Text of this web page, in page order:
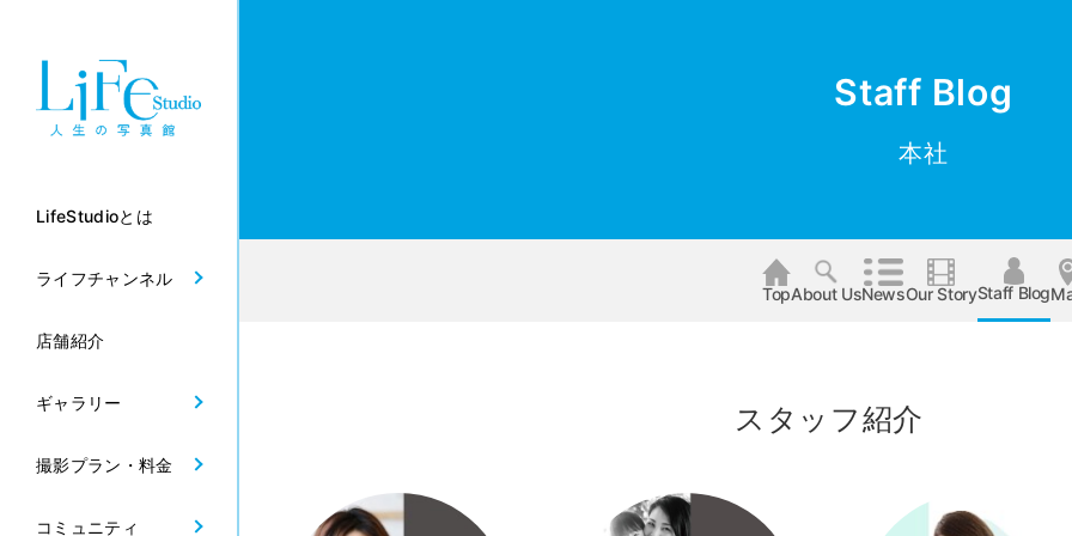
LifeStudioとは
ライフチャンネル
店舗紹介
ギャラリー
撮影プラン・料金
コミュニティ
Staff Blog
本社
TopAbout UsNewsOur StoryStaff Blog
スタッフ紹介